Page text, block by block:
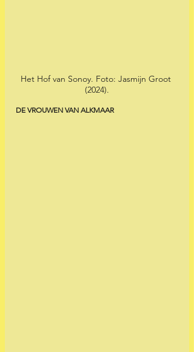
Het Hof van Sonoy. Foto: Jasmijn Groot
(2024).
DE VROUWEN VAN ALKMAAR